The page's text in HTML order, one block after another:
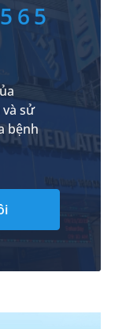
và sử
bệnh